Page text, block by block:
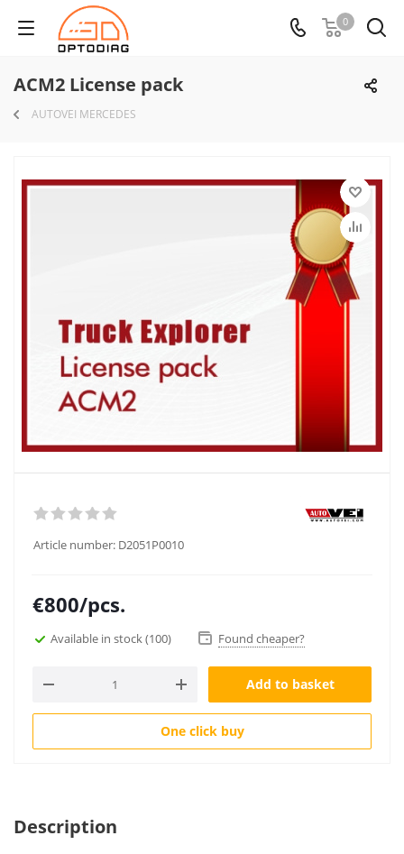
0
ACM2 License pack
AUTOVEI MERCEDES
Article number: D2051P0010
€800/pcs.
Available in stock (100) Found cheaper?
Add to basket
One click buy
Description